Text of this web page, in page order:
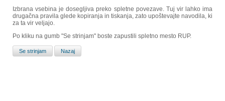
Izbrana vsebina je dosegljiva preko spletne povezave. Tuj vir lahko ima
drugačna pravila glede kopiranja in tiskanja, zato upoštevajte navodila, ki
za ta vir veljajo.
Po kliku na gumb "Se strinjam" boste zapustili spletno mesto RUP.